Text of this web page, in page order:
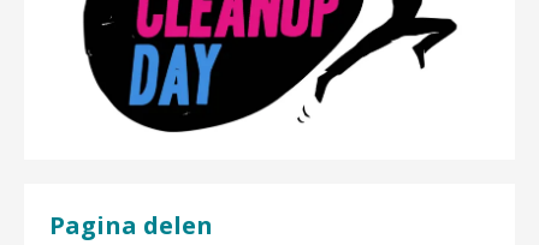
Pagina delen